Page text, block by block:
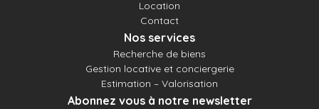
Location
Contact
Nos services
Recherche de biens
Gestion locative et conciergerie
Estimation – Valorisation
Abonnez vous à notre newsletter